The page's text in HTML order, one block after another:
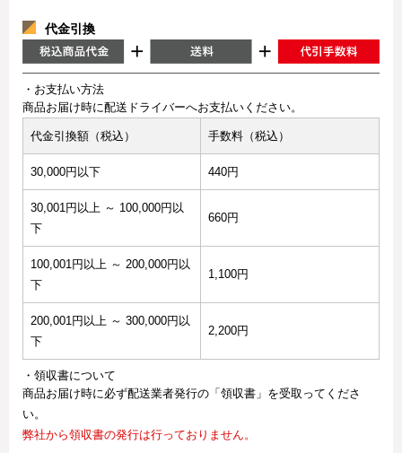
代金引換
・お支払い方法
商品お届け時に配送ドライバーへお支払いください。
代金引換額（税込） 手数料（税込）
30,000円以下 440円
30,001円以上 ～ 100,000円以
下
660円
100,001円以上 ～ 200,000円以
下
1,100円
200,001円以上 ～ 300,000円以
下
2,200円
・領収書について
商品お届け時に必ず配送業者発行の「領収書」を受取ってくださ
い。
弊社から領収書の発行は行っておりません。